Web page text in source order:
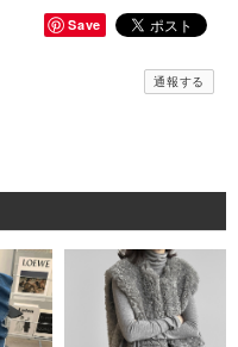
Save
通報する